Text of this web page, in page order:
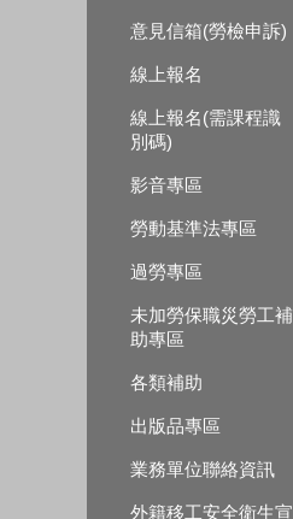
意見信箱(勞檢申訴)
線上報名
線上報名(需課程識
別碼)
影音專區
勞動基準法專區
過勞專區
未加勞保職災勞工補
助專區
各類補助
出版品專區
業務單位聯絡資訊
外籍移工安全衛生宣